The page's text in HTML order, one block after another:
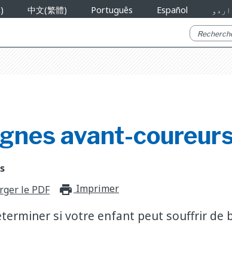
中文(繁體) Português Español اردو
avant-
le PDF Imprimer
si votre enfant peut souffrir de